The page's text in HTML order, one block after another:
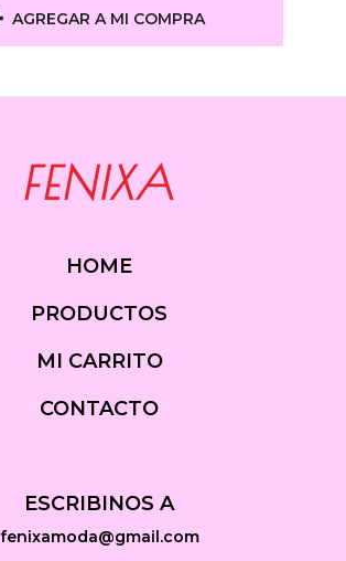
AGREGAR A MI COMPRA
HOME
PRODUCTOS
MI CARRITO
CONTACTO
ESCRIBINOS A
fenixamoda@gmail.com